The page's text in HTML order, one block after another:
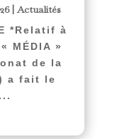
|Actualités
*Relatif à
MÉDIA »
de la
a fait le